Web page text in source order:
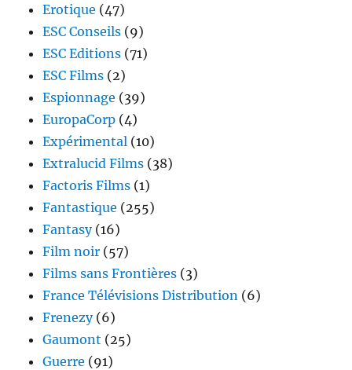
Erotique (47)
ESC Conseils (9)
ESC Editions (71)
ESC Films (2)
Espionnage (39)
EuropaCorp (4)
Expérimental (10)
Extralucid Films (38)
Factoris Films (1)
Fantastique (255)
Fantasy(16)
Film noir (57)
Films sans Frontières (3)
France Télévisions Distribution (6)
Frenezy(6)
Gaumont (25)
Guerre (91)